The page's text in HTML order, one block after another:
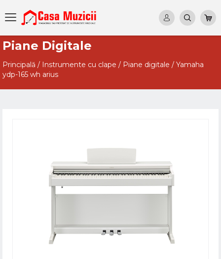
Piane Digitale
Principală / Instrumente cu clape / Piane digitale / Yamaha
ydp-165 wh arius